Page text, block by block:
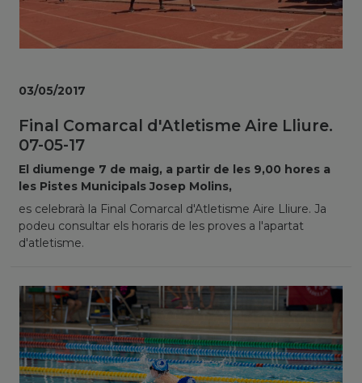
Final Comarcal d'Atletisme Aire Lliure.
07-05-17
El diumenge 7 de maig, a partir de les 9,00 hores a
les Pistes Municipals Josep Molins,
es celebrarà la Final Comarcal d'Atletisme Aire Lliure. Ja
podeu consultar els horaris de les proves a l'apartat
d'atletisme.
03/05/2017